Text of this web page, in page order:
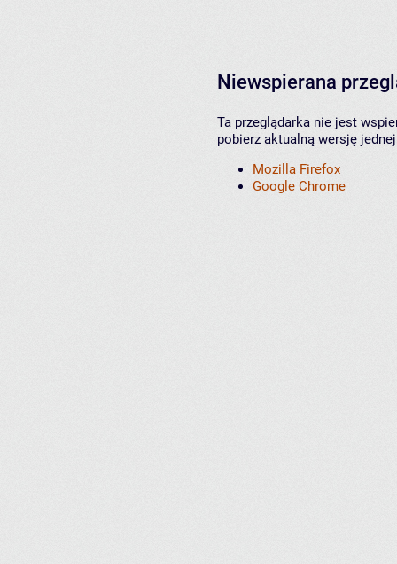
Niewspierana
Ta przeglądarka nie jest
pobierz aktualną wersję
Mozilla Firefox
Google Chrome